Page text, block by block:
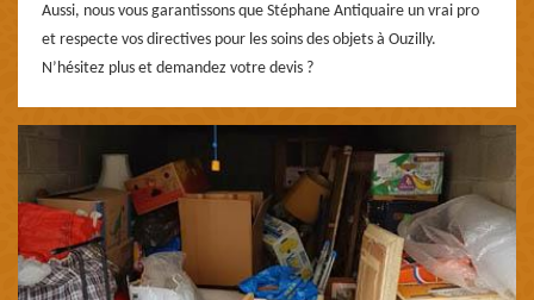
Aussi, nous vous garantissons que Stéphane Antiquaire un vrai pro
et respecte vos directives pour les soins des objets à Ouzilly.
N’hésitez plus et demandez votre devis ?